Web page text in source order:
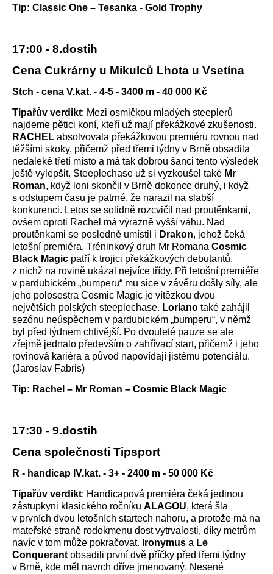
Tip: Classic One – Tesanka - Gold Trophy
17:00 - 8.dostih
Cena Cukrárny u Mikulců Lhota u Vsetína
Stch - cena V.kat. - 4-5 - 3400 m - 40 000 Kč
Tipařův verdikt: Mezi osmičkou mladých steeplerů
najdeme pětici koní, kteří už mají překážkové zkušenosti.
RACHEL absolvovala překážkovou premiéru rovnou nad
těžšími skoky, přičemž před třemi týdny v Brně obsadila
nedaleké třetí místo a má tak dobrou šanci tento výsledek
ještě vylepšit. Steeplechase už si vyzkoušel také Mr
Roman, když loni skončil v Brně dokonce druhý, i když
s odstupem času je patrné, že narazil na slabší
konkurenci. Letos se solidně rozcvičil nad proutěnkami,
ovšem oproti Rachel má výrazně vyšší váhu. Nad
proutěnkami se posledně umístil i Drakon, jehož čeká
letošní premiéra. Tréninkový druh Mr Romana Cosmic
Black Magic patří k trojici překážkových debutantů,
z nichž na rovině ukázal nejvíce třídy. Při letošní premiéře
v pardubickém „bumperu“ mu sice v závěru došly síly, ale
jeho polosestra Cosmic Magic je vítězkou dvou
největších polských steeplechase. Loriano také zahájil
sezónu neúspěchem v pardubickém „bumperu“, v němž
byl před týdnem chtivější. Po dvouleté pauze se ale
zřejmě jednalo především o zahřívací start, přičemž i jeho
rovinová kariéra a původ napovídají jistému potenciálu.
(Jaroslav Fabris)
Tip: Rachel – Mr Roman – Cosmic Black Magic
17:30 - 9.dostih
Cena společnosti Tipsport
R - handicap IV.kat. - 3+ - 2400 m - 50 000 Kč
Tipařův verdikt: Handicapová premiéra čeká jedinou
zástupkyni klasického ročníku ALAGOU, která šla
v prvních dvou letošních startech nahoru, a protože má na
mateřské straně rodokmenu dost vytrvalosti, díky metrům
navíc v tom může pokračovat. Ironymus a Le
Conquerant obsadili první dvě příčky před třemi týdny
v Brně, kde měl navrch dříve jmenovaný. Nesené